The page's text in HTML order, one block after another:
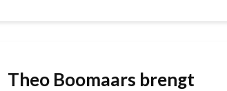
Theo Boomaars brengt